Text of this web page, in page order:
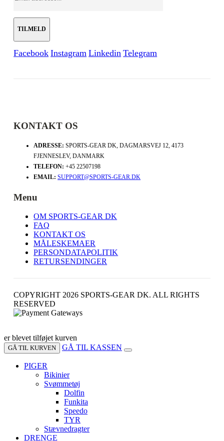
Facebook Instagram Linkedin Telegram
KONTAKT OS
ADRESSE: SPORTS-GEAR DK, DAGMARSVEJ 12, 4173
FJENNESLEV, DANMARK
TELEFON: +45 22507198
EMAIL: SUPPORT@SPORTS-GEAR.DK
Menu
OM SPORTS-GEAR DK
FAQ
KONTAKT OS
MÅLESKEMAER
PERSONDATAPOLITIK
RETURSENDINGER
COPYRIGHT 2026 SPORTS-GEAR DK. ALL RIGHTS
RESERVED
er blevet tilføjet kurven
GÅ TIL KURVEN GÅ TIL KASSEN
PIGER
Bikinier
Svømmetøj
Dolfin
Funkita
Speedo
TYR
Stævnedragter
DRENGE